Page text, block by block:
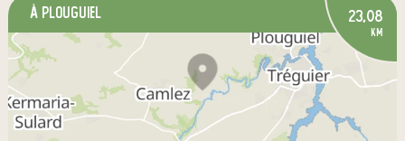
à Plouguiel 23,08
km